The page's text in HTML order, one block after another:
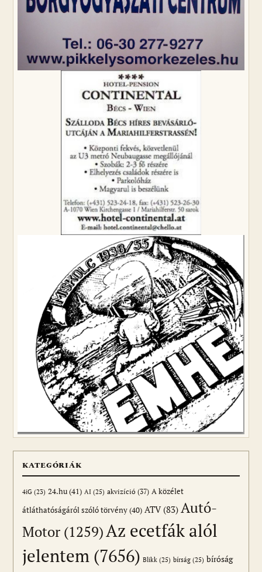
KATEGÓRIÁK
4iG (23) 24.hu(41) AI (25) akvizíció (37) A közélet
átláthatóságáról szóló törvény(40) ATV(83) Autó-
Motor (1259)Az ecetfák alól
jelentem (7656) Blikk (25) bírság (25) bíróság